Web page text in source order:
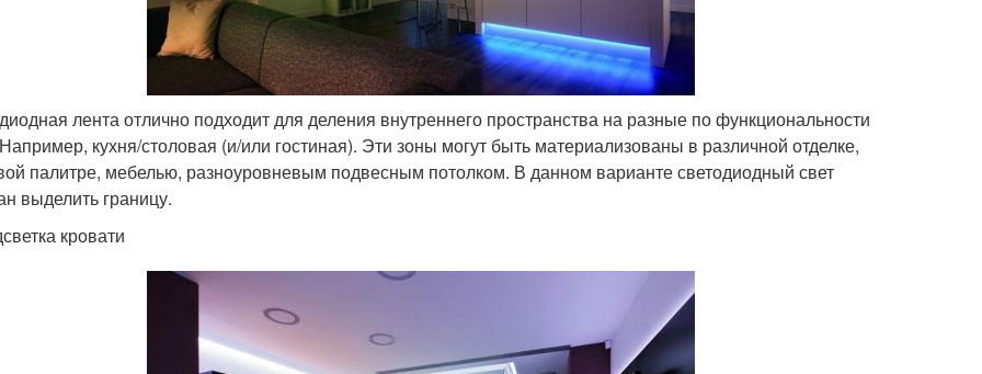
лента отлично подходит для деления внутреннего пространства на разные по функциональности
кухня/столовая (и/или гостиная). Эти зоны могут быть материализованы в различной отделке,
палитре, мебелью, разноуровневым подвесным потолком. В данном варианте светодиодный свет
выделить границу.
кровати